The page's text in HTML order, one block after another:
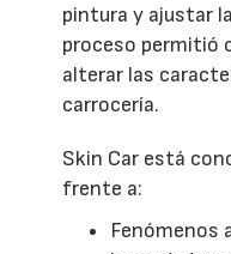
pintura y ajustar
proceso permitió
alterar las
carrocería.
Skin Car está
frente a:
Fenómenos